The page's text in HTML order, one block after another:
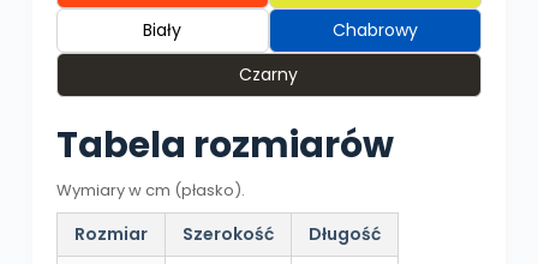
Biały
Chabrowy
Czarny
Tabela rozmiarów
Wymiary w cm (płasko).
Rozmiar Szerokość
Długość